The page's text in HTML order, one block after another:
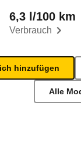
Verbrauch
6,3 l/100 km
hinzufügen
Alle